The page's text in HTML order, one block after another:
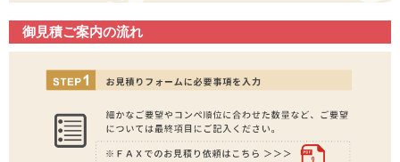
御見積ご案内の流れ